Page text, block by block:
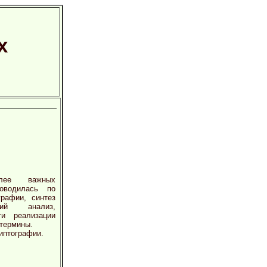
важных
по
синтез
анализ,
реализации